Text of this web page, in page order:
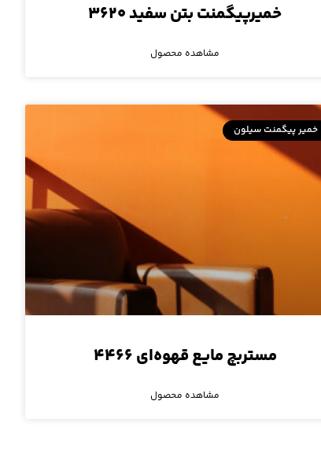
خمیرپیگمنت بتن سفید ۳۶۲۰
مشاهده محصول
خمیر پیگمنت سیلون
مستربچ مایع قهوه‌ای ۴۴۶۶
مشاهده محصول